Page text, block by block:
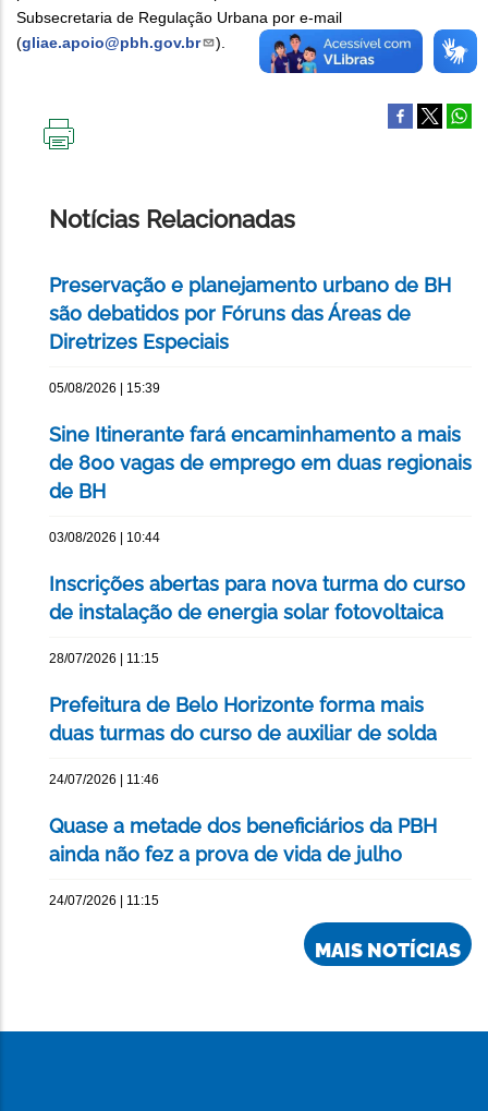
Subsecretaria de Regulação Urbana por e-mail
(gliae.apoio@pbh.gov.br ).
Notícias Relacionadas
Preservação e planejamento urbano de BH
são debatidos por Fóruns das Áreas de
Diretrizes Especiais
05/08/2026 | 15:39
Sine Itinerante fará encaminhamento a mais
de 800 vagas de emprego em duas regionais
de BH
03/08/2026 | 10:44
Inscrições abertas para nova turma do curso
de instalação de energia solar fotovoltaica
28/07/2026 | 11:15
Prefeitura de Belo Horizonte forma mais
duas turmas do curso de auxiliar de solda
24/07/2026 | 11:46
Quase a metade dos beneficiários da PBH
ainda não fez a prova de vida de julho
24/07/2026 | 11:15
MAIS NOTÍCIAS